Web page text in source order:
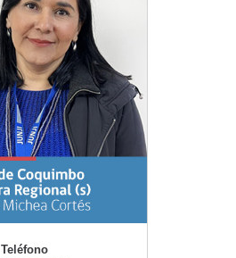
Teléfono